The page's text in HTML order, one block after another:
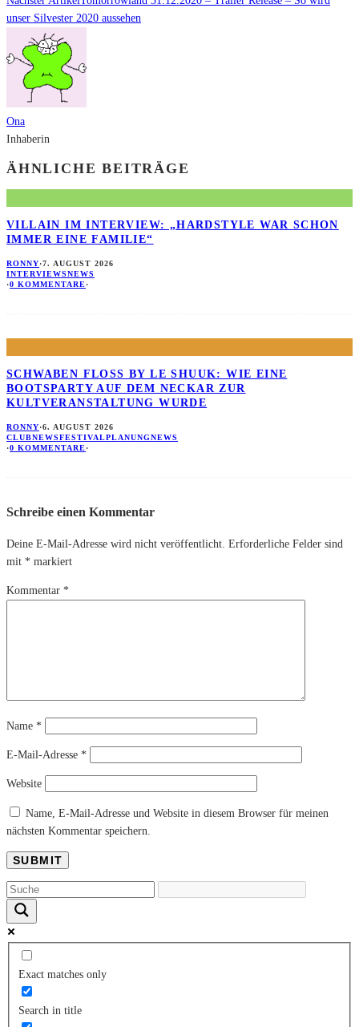
unser Silvester 2020 aussehen
Ona
Inhaberin
ÄHNLICHE BEITRÄGE
VILLAIN IM INTERVIEW: „HARDSTYLE WAR SCHON
IMMER EINE FAMILIE“
RONNY·7. AUGUST 2026
INTERVIEWSNEWS
·0 KOMMENTARE·
SCHWABEN FLOSS BY LE SHUUK: WIE EINE B
OOTSPARTY AUF DEM NECKAR ZUR K
ULTVERANSTALTUNG WURDE
RONNY·6. AUGUST 2026
CLUBNEWSFESTIVALPLANUNGNEWS
·0 KOMMENTARE·
Schreibe einen Kommentar
Deine E-Mail-Adresse wird nicht veröffentlicht. Erforderliche Felder sind
mit * markiert
Kommentar *
Name *
E-Mail-Adresse *
Website
Name, E-Mail-Adresse und Website in diesem Browser für meinen
nächsten Kommentar speichern.
Exact matches only
Search in title